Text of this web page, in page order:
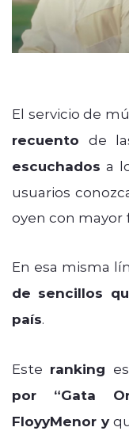
El servicio de
recuento de
escuchados a
usuarios
oyen con mayor
En esa misma
de sencillos
país.
Este ranking es
por “Gata
FloyyMenor y